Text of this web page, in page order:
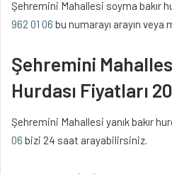
Şehremini Mahallesi soyma bakır
962 01 06 bu numarayı arayın veya
Şehremini
Hurdası Fiyatları
Şehremini Mahallesi yanık bakır
06 bizi 24 saat arayabilirsiniz.